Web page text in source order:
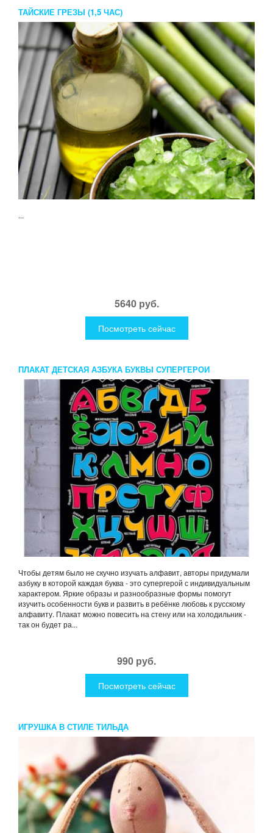
ТАЙСКИЕ ГРЕЗЫ (1,5 ЧАС)
...
5640 руб.
Посмотреть сейчас
ПЛАКАТ ДЕТСКАЯ АЗБУКА БУКВЫ СУПЕРГЕРОИ
Чтобы детям было не скучно изучать алфавит, авторы придумали
азбуку в которой каждая буква - это супергерой с индивидуальным
характером. Яркие образы и разнообразные формы помогут
изучить особенности букв и развить в ребёнке любовь к русскому
алфавиту. Плакат можно повесить на стену или на холодильник -
так он будет ра...
990 руб.
Посмотреть сейчас
ИГРУШКА В СТИЛЕ ТИЛЬДА